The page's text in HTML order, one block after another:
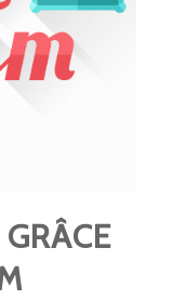
GRÂCE